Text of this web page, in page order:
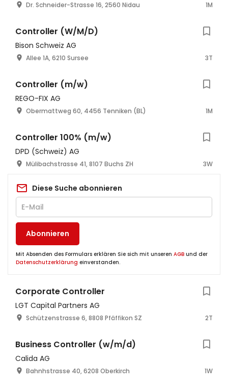
Dr. Schneider-Strasse 16, 2560 Nidau 1M
Controller (W/M/D)
Bison Schweiz AG
Allee 1A, 6210 Sursee 3T
Controller (m/w)
REGO-FIX AG
Obermattweg 60, 4456 Tenniken (BL) 1M
Controller 100% (m/w)
DPD (Schweiz) AG
Mülibachstrasse 41, 8107 Buchs ZH 3W
Diese Suche abonnieren
Abonnieren
Mit Absenden des Formulars erklären Sie sich mit unseren AGB und der
Datenschutzerklärung einverstanden.
Corporate Controller
LGT Capital Partners AG
Schützenstrasse 6, 8808 Pfäffikon SZ 2T
Business Controller (w/m/d)
Calida AG
Bahnhstrasse 40, 6208 Oberkirch 1W